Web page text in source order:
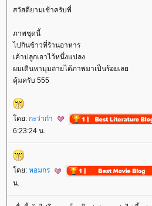
สวัสดียามเช้าครับพี่
ภาพชุดนี้
ไปกินข้าวที่ร้านอาหาร
เค้าปลูกเอาไว้หนึ่งแปลง
ผมเดินหามุมถ่ายได้ภาพมาเป็นร้อยเล
คุ้มครับ 555
ดย: กะว่าก๋า
6:23:24 น.
ดย: หอมกร
น.